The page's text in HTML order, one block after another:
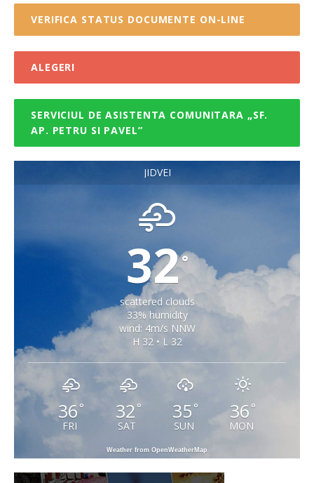
VERIFICA STATUS DOCUMENTE ON-LINE
ALEGERI
SERVICIUL DE ASISTENTA COMUNITARA „SF.
AP. PETRU SI PAVEL”
JIDVEI
32°
scattered clouds
33% humidity
wind: 4m/s NNW
H 32 • L 32
36°
FRI
32 °
SAT
35 °
SUN
36 °
MON
Weather from OpenWeatherMap